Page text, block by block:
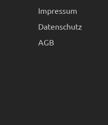
Impressum
Datenschutz
AGB